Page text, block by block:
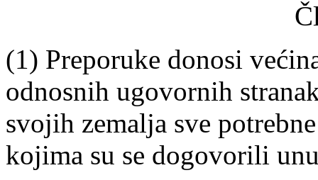
(1) Preporuke donosi
odnosnih ugovornih
svojih zemalja sve
kojima su se dogovorili